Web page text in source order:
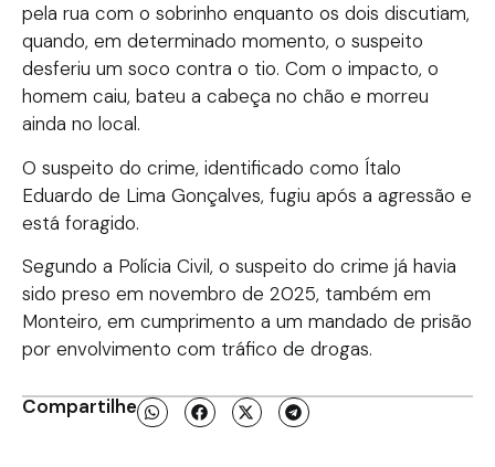
pela rua com o sobrinho enquanto os dois discutiam,
quando, em determinado momento, o suspeito
desferiu um soco contra o tio. Com o impacto, o
homem caiu, bateu a cabeça no chão e morreu
ainda no local.
O suspeito do crime, identificado como Ítalo
Eduardo de Lima Gonçalves, fugiu após a agressão e
está foragido.
Segundo a Polícia Civil, o suspeito do crime já havia
sido preso em novembro de 2025, também em
Monteiro, em cumprimento a um mandado de prisão
por envolvimento com tráfico de drogas.
Compartilhe